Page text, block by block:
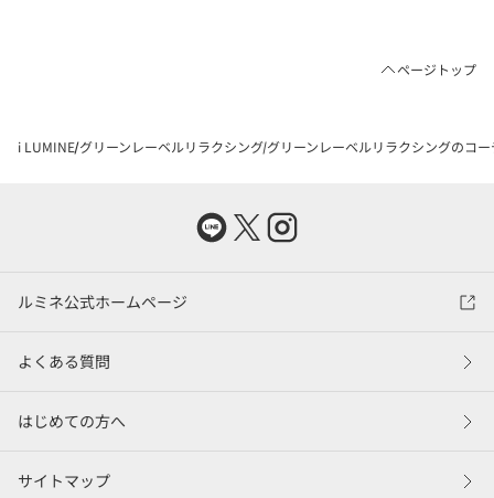
ページトップ
i LUMINE グリーンレーベルリラクシング グリーンレーベルリラクシングのコ
ルミネ公式ホームページ
よくある質問
はじめての方へ
サイトマップ